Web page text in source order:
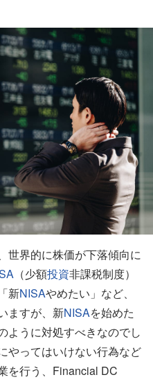
世界的に株価が下落傾向に
（少額投資非課税制度）
新NISAやめたい」など、
ますが、新NISAを始めた
ように対処すべきなのでし
やってはいけない行為など
を行う、Financial DC